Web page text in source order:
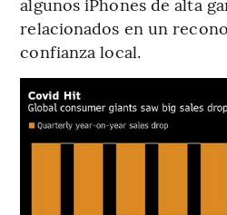
relacionados en un
confianza local.